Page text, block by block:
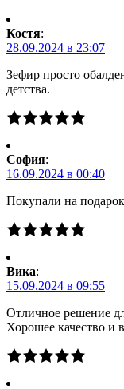
Костя:
28.09.2024 в 23:07
Зефир просто
детства.
Cофия:
16.09.2024 в 00:40
Покупали на
Вика:
15.09.2024 в 09:55
Отличное решение
Хорошее качество и